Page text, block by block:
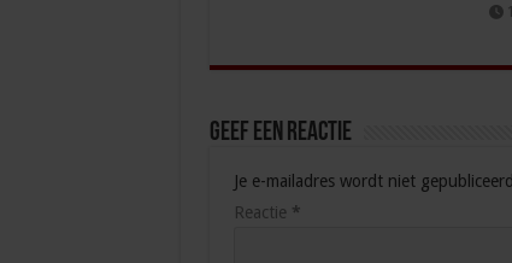
Geef een reactie
Je e-mailadres wordt niet
Reactie *